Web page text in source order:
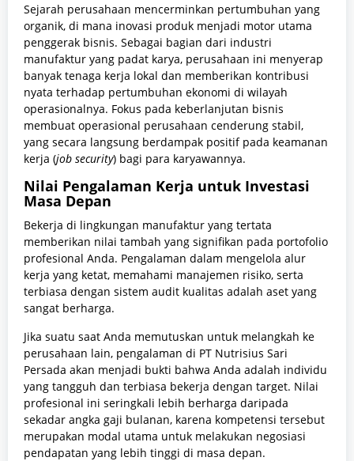
Sejarah perusahaan mencerminkan pertumbuhan yang
organik, di mana inovasi produk menjadi motor utama
penggerak bisnis. Sebagai bagian dari industri
manufaktur yang padat karya, perusahaan ini menyerap
banyak tenaga kerja lokal dan memberikan kontribusi
nyata terhadap pertumbuhan ekonomi di wilayah
operasionalnya. Fokus pada keberlanjutan bisnis
membuat operasional perusahaan cenderung stabil,
yang secara langsung berdampak positif pada keamanan
kerja (job security) bagi para karyawannya.
Nilai Pengalaman Kerja untuk Investasi
Masa Depan
Bekerja di lingkungan manufaktur yang tertata
memberikan nilai tambah yang signifikan pada portofolio
profesional Anda. Pengalaman dalam mengelola alur
kerja yang ketat, memahami manajemen risiko, serta
terbiasa dengan sistem audit kualitas adalah aset yang
sangat berharga.
Jika suatu saat Anda memutuskan untuk melangkah ke
perusahaan lain, pengalaman di PT Nutrisius Sari
Persada akan menjadi bukti bahwa Anda adalah individu
yang tangguh dan terbiasa bekerja dengan target. Nilai
profesional ini seringkali lebih berharga daripada
sekadar angka gaji bulanan, karena kompetensi tersebut
merupakan modal utama untuk melakukan negosiasi
pendapatan yang lebih tinggi di masa depan.